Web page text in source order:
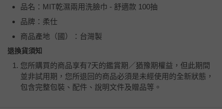
品名：MIT乾濕兩用洗臉巾 - 舒適款 100抽
品牌：柔仕
商品產地（國）：台灣製
退換貨須知
您所購買的商品享有7天的鑑賞期／猶豫期權益，但此期間
並非試用期，您所退回的商品必須是未經使用的全新狀態，
包含完整包裝、配件、說明文件及贈品等。